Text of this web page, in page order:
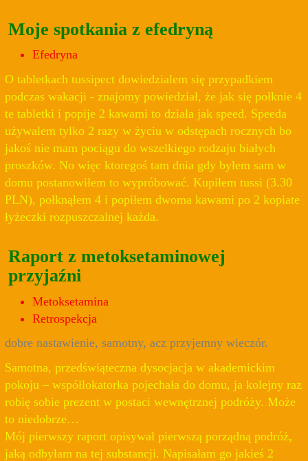
Moje spotkania z efedryną
Efedryna
O tabletkach tussipect dowiedzialem się przypadkiem
podczas wakacji - znajomy powiedział, że jak się połknie 4
te tabletki i popije 2 kawami to działa jak speed. Speeda
używalem tylko 2 razy w życiu w odstępach rocznych bo
jakoś nie mam pociągu do wszelkiego rodzaju białych
proszków. No więc ktoregoś tam dnia gdy byłem sam w
domu postanowiłem to wypróbować. Kupiłem tussi (3.30
PLN), połknąłem 4 i popiłem dwoma kawami po 2 kopiate
łyżeczki rozpuszczalnej każda.
Raport z metoksetaminowej
przyjaźni
Metoksetamina
Retrospekcja
dobre nastawienie, samotny, acz przyjemny wieczór.
Samotna, przedświąteczna dysocjacja w akademickim
pokoju – współlokatorka pojechała do domu, ja kolejny raz
robię sobie prezent w postaci wewnętrznej podróży. Może
to niedobrze…
Mój pierwszy raport opisywał pierwszą porządną podróż,
jaką odbyłam na tej substancji. Napisałam go jakieś 2